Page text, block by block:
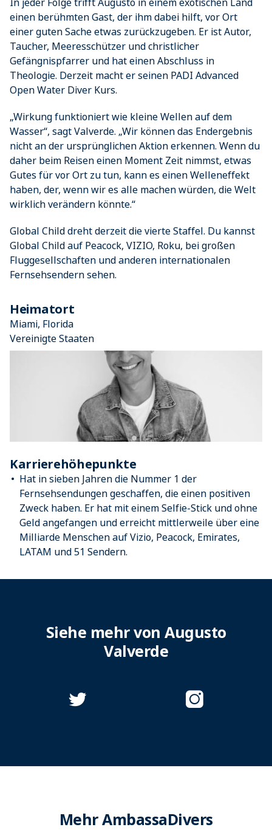
einen berühmten Gast, der ihm dabei hilft, vor Ort
einer guten Sache etwas zurückzugeben. Er ist Autor,
Taucher, Meeresschützer und christlicher
Gefängnispfarrer und hat einen Abschluss in
Theologie. Derzeit macht er seinen PADI Advanced
Open Water Diver Kurs.
„Wirkung funktioniert wie kleine Wellen auf dem
Wasser“, sagt Valverde. „Wir können das Endergebnis
nicht an der ursprünglichen Aktion erkennen. Wenn du
daher beim Reisen einen Moment Zeit nimmst, etwas
Gutes für vor Ort zu tun, kann es einen Welleneffekt
haben, der, wenn wir es alle machen würden, die Welt
wirklich verändern könnte.“
Global Child dreht derzeit die vierte Staffel. Du kannst
Global Child auf Peacock, VIZIO, Roku, bei großen
Fluggesellschaften und anderen internationalen
Fernsehsendern sehen.
Heimatort
Miami, Florida
Vereinigte Staaten
Karrierehöhepunkte
Hat in sieben Jahren die Nummer 1 der
Fernsehsendungen geschaffen, die einen positiven
Zweck haben. Er hat mit einem Selfie-Stick und ohne
Geld angefangen und erreicht mittlerweile über eine
Milliarde Menschen auf Vizio, Peacock, Emirates,
LATAM und 51 Sendern.
Siehe mehr von Augusto
Valverde
Mehr AmbassaDivers